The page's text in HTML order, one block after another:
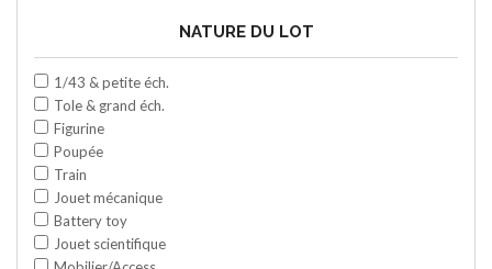
NATURE DU LOT
1/43 & petite éch.
Tole & grand éch.
Figurine
Poupée
Train
Jouet mécanique
Battery toy
Jouet scientifique